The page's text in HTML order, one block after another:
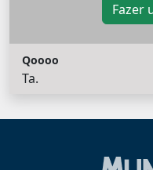
Fazer
Qoooo
Ta.